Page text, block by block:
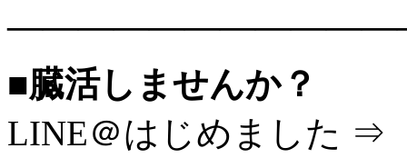
■臓活しませんか？
LINE＠はじめました ⇒